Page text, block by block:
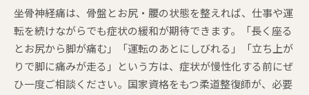
坐骨神経痛は、骨盤とお尻・腰の状態を整えれば、仕事や運
転を続けながらでも症状の緩和が期待できます。「長く座る
とお尻から脚が痛む」「運転のあとにしびれる」「立ち上が
りで脚に痛みが走る」という方は、症状が慢性化する前にぜ
ひ一度ご相談ください。国家資格をもつ柔道整復師が、必要